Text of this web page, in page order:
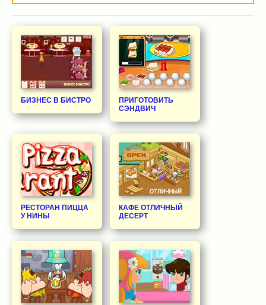
БИЗНЕС В БИСТРО
ПРИГОТОВИТЬ
СЭНДВИЧ
РЕСТОРАН ПИЦЦА
У НИНЫ
КАФЕ ОТЛИЧНЫЙ
ДЕСЕРТ